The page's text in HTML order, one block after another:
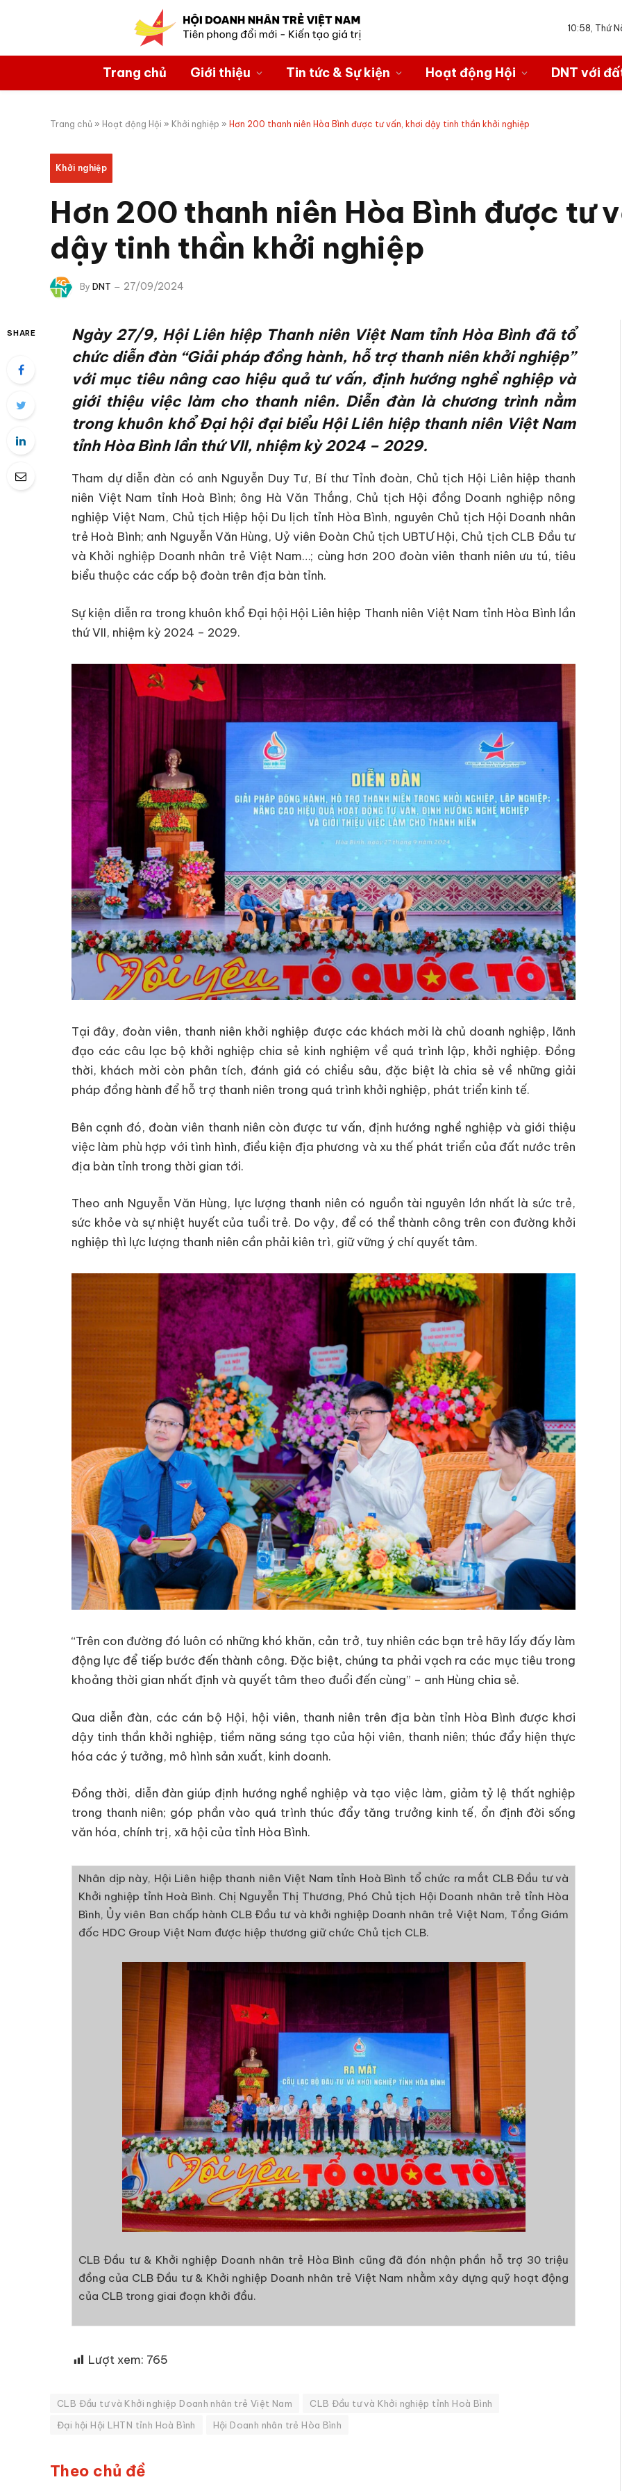
10:58, Thứ
Trang chủ Giới thiệu Tin tức & Sự kiện Hoạt động Hội DNT với
Trang chủ » Hoạt động Hội » Khởi nghiệp » Hơn 200 thanh niên Hòa Bình được tư vấn, khơi dậy tinh thần khởi nghiệp
Khởi nghiệp
Hơn 200 thanh niên Hòa Bình được tư
dậy tinh thần khởi nghiệp
By DNT 27/09/2024
SHARE
Ngày 27/9, Hội Liên hiệp Thanh niên Việt Nam tỉnh Hòa Bình đã tổ
chức diễn đàn “Giải pháp đồng hành, hỗ trợ thanh niên khởi nghiệp”
với mục tiêu nâng cao hiệu quả tư vấn, định hướng nghề nghiệp và
giới thiệu việc làm cho thanh niên. Diễn đàn là chương trình nằm
trong khuôn khổ Đại hội đại biểu Hội Liên hiệp thanh niên Việt Nam
tỉnh Hòa Bình lần thứ VII, nhiệm kỳ 2024 – 2029.
Tham dự diễn đàn có anh Nguyễn Duy Tư, Bí thư Tỉnh đoàn, Chủ tịch Hội Liên hiệp thanh
niên Việt Nam tỉnh Hoà Bình; ông Hà Văn Thắng, Chủ tịch Hội đồng Doanh nghiệp nông
nghiệp Việt Nam, Chủ tịch Hiệp hội Du lịch tỉnh Hòa Bình, nguyên Chủ tịch Hội Doanh nhân
trẻ Hoà Bình; anh Nguyễn Văn Hùng, Uỷ viên Đoàn Chủ tịch UBTƯ Hội, Chủ tịch CLB Đầu tư
và Khởi nghiệp Doanh nhân trẻ Việt Nam…; cùng hơn 200 đoàn viên thanh niên ưu tú, tiêu
biểu thuộc các cấp bộ đoàn trên địa bàn tỉnh.
Sự kiện diễn ra trong khuôn khổ Đại hội Hội Liên hiệp Thanh niên Việt Nam tỉnh Hòa Bình lần
thứ VII, nhiệm kỳ 2024 – 2029.
Tại đây, đoàn viên, thanh niên khởi nghiệp được các khách mời là chủ doanh nghiệp, lãnh
đạo các câu lạc bộ khởi nghiệp chia sẻ kinh nghiệm về quá trình lập, khởi nghiệp. Đồng
thời, khách mời còn phân tích, đánh giá có chiều sâu, đặc biệt là chia sẻ về những giải
pháp đồng hành để hỗ trợ thanh niên trong quá trình khởi nghiệp, phát triển kinh tế.
Bên cạnh đó, đoàn viên thanh niên còn được tư vấn, định hướng nghề nghiệp và giới thiệu
việc làm phù hợp với tình hình, điều kiện địa phương và xu thế phát triển của đất nước trên
địa bàn tỉnh trong thời gian tới.
Theo anh Nguyễn Văn Hùng, lực lượng thanh niên có nguồn tài nguyên lớn nhất là sức trẻ,
sức khỏe và sự nhiệt huyết của tuổi trẻ. Do vậy, để có thể thành công trên con đường khởi
nghiệp thì lực lượng thanh niên cần phải kiên trì, giữ vững ý chí quyết tâm.
“Trên con đường đó luôn có những khó khăn, cản trở, tuy nhiên các bạn trẻ hãy lấy đấy làm
động lực để tiếp bước đến thành công. Đặc biệt, chúng ta phải vạch ra các mục tiêu trong
khoảng thời gian nhất định và quyết tâm theo đuổi đến cùng” – anh Hùng chia sẻ.
Qua diễn đàn, các cán bộ Hội, hội viên, thanh niên trên địa bàn tỉnh Hòa Bình được khơi
dậy tinh thần khởi nghiệp, tiềm năng sáng tạo của hội viên, thanh niên; thúc đẩy hiện thực
hóa các ý tưởng, mô hình sản xuất, kinh doanh.
Đồng thời, diễn đàn giúp định hướng nghề nghiệp và tạo việc làm, giảm tỷ lệ thất nghiệp
trong thanh niên; góp phần vào quá trình thúc đẩy tăng trưởng kinh tế, ổn định đời sống
văn hóa, chính trị, xã hội của tỉnh Hòa Bình.
Nhân dịp này, Hội Liên hiệp thanh niên Việt Nam tỉnh Hoà Bình tổ chức ra mắt CLB Đầu tư và
Khởi nghiệp tỉnh Hoà Bình. Chị Nguyễn Thị Thương, Phó Chủ tịch Hội Doanh nhân trẻ tỉnh Hòa
Bình, Ủy viên Ban chấp hành CLB Đầu tư và khởi nghiệp Doanh nhân trẻ Việt Nam, Tổng Giám
đốc HDC Group Việt Nam được hiệp thương giữ chức Chủ tịch CLB.
CLB Đầu tư & Khởi nghiệp Doanh nhân trẻ Hòa Bình cũng đã đón nhận phần hỗ trợ 30 triệu
đồng của CLB Đầu tư & Khởi nghiệp Doanh nhân trẻ Việt Nam nhằm xây dựng quỹ hoạt động
của CLB trong giai đoạn khởi đầu.
Lượt xem: 765
CLB Đầu tư và Khởi nghiệp Doanh nhân trẻ Việt Nam
CLB Đầu tư và Khởi nghiệp tỉnh Hoà Bình
Đại hội Hội LHTN tỉnh Hoà Bình
Hội Doanh nhân trẻ Hòa Bình
Theo chủ đề